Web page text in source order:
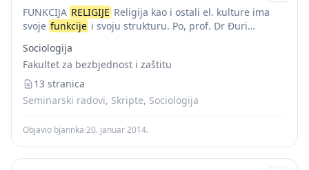
FUNKCIJA RELIGIJE Religija kao i ostali el. kulture ima
svoje funkcije i svoju strukturu. Po, prof. Dr Đuri
objašnjenje nastanka...
Sociologija
Fakultet za bezbjednost i zaštitu
13 stranica
Seminarski radovi, Skripte, Sociologija
Objavio bjannka·20. januar 2014.